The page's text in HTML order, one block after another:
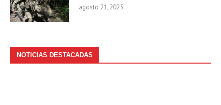
agosto 21, 2025
NOTICIAS DESTACADAS